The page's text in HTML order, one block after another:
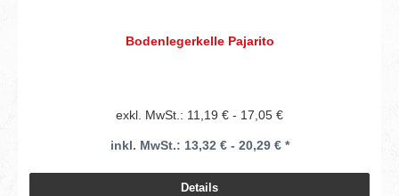
Bodenlegerkelle Pajarito
exkl. MwSt.: 11,19 € - 17,05 €
inkl. MwSt.: 13,32 € - 20,29 € *
Details